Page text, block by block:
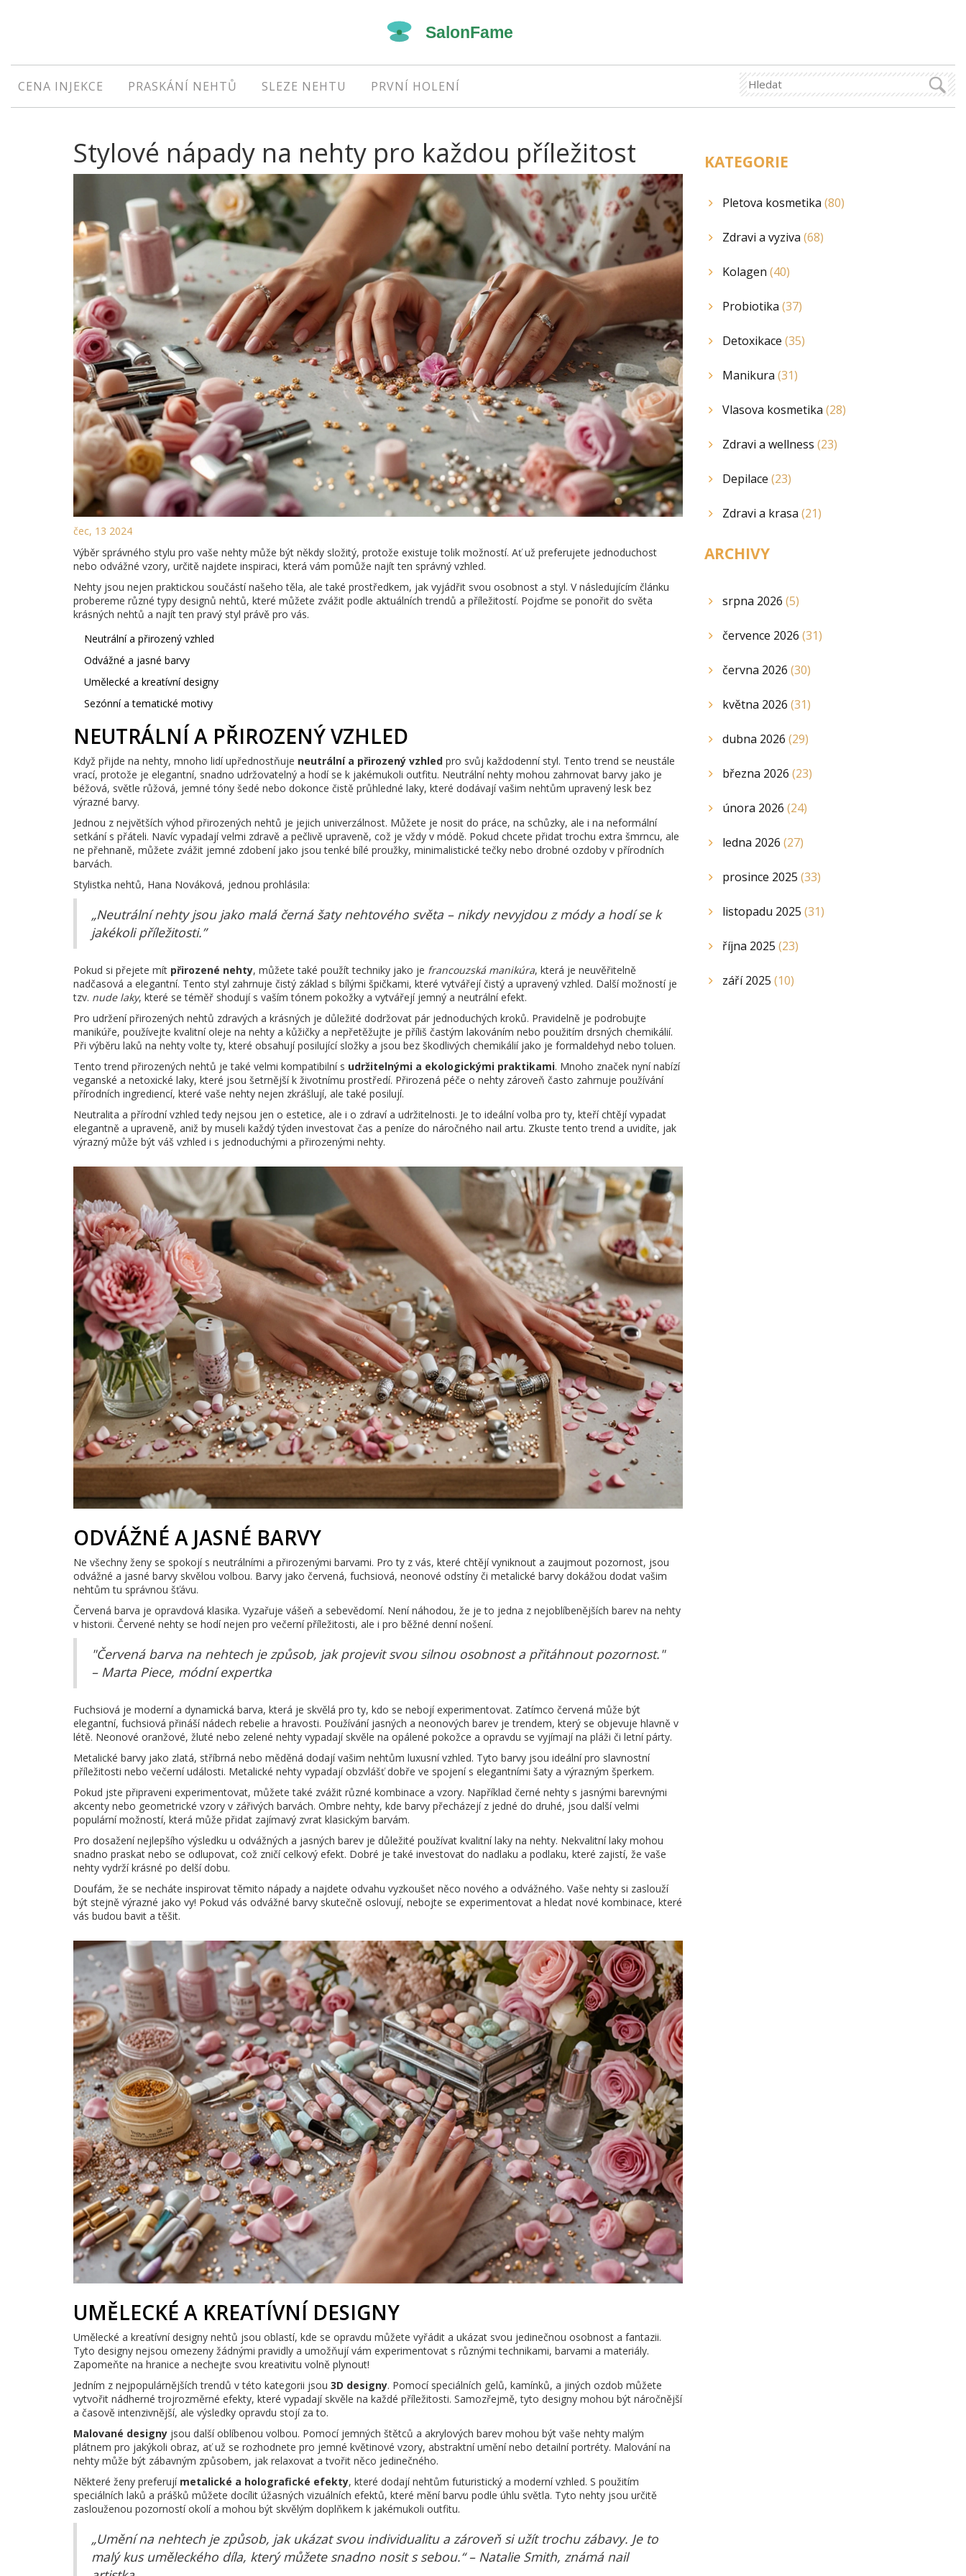
CENA INJEKCE PRASKÁNÍ NEHTŮ SLEZE NEHTU PRVNÍ HOLENÍ
Stylové nápady na nehty pro každou příležitost
čec, 13 2024
Výběr správného stylu pro vaše nehty může být někdy složitý, protože existuje tolik možností. Ať už preferujete jednoduchost
nebo odvážné vzory, určitě najdete inspiraci, která vám pomůže najít ten správný vzhled.
Nehty jsou nejen praktickou součástí našeho těla, ale také prostředkem, jak vyjádřit svou osobnost a styl. V následujícím článku
probereme různé typy designů nehtů, které můžete zvážit podle aktuálních trendů a příležitostí. Pojďme se ponořit do světa
krásných nehtů a najít ten pravý styl právě pro vás.
Neutrální a přirozený vzhled
Odvážné a jasné barvy
Umělecké a kreatívní designy
Sezónní a tematické motivy
NEUTRÁLNÍ A PŘIROZENÝ VZHLED
Když přijde na nehty, mnoho lidí upřednostňuje neutrální a přirozený vzhled pro svůj každodenní styl. Tento trend se neustále
vrací, protože je elegantní, snadno udržovatelný a hodí se k jakémukoli outfitu. Neutrální nehty mohou zahrnovat barvy jako je
béžová, světle růžová, jemné tóny šedé nebo dokonce čistě průhledné laky, které dodávají vašim nehtům upravený lesk bez
výrazné barvy.
Jednou z největších výhod přirozených nehtů je jejich univerzálnost. Můžete je nosit do práce, na schůzky, ale i na neformální
setkání s přáteli. Navíc vypadají velmi zdravě a pečlivě upraveně, což je vždy v módě. Pokud chcete přidat trochu extra šmrncu, ale
ne přehnaně, můžete zvážit jemné zdobení jako jsou tenké bílé proužky, minimalistické tečky nebo drobné ozdoby v přírodních
barvách.
Stylistka nehtů, Hana Nováková, jednou prohlásila:
„Neutrální nehty jsou jako malá černá šaty nehtového světa – nikdy nevyjdou z módy a hodí se k
jakékoli příležitosti.”
Pokud si přejete mít přirozené nehty, můžete také použít techniky jako je francouzská manikúra, která je neuvěřitelně
nadčasová a elegantní. Tento styl zahrnuje čistý základ s bílými špičkami, které vytvářejí čistý a upravený vzhled. Další možností je
tzv. nude laky, které se téměř shodují s vaším tónem pokožky a vytvářejí jemný a neutrální efekt.
Pro udržení přirozených nehtů zdravých a krásných je důležité dodržovat pár jednoduchých kroků. Pravidelně je podrobujte
manikúře, používejte kvalitní oleje na nehty a kůžičky a nepřetěžujte je příliš častým lakováním nebo použitím drsných chemikálií.
Při výběru laků na nehty volte ty, které obsahují posilující složky a jsou bez škodlivých chemikálií jako je formaldehyd nebo toluen.
Tento trend přirozených nehtů je také velmi kompatibilní s udržitelnými a ekologickými praktikami. Mnoho značek nyní nabízí
veganské a netoxické laky, které jsou šetrnější k životnímu prostředí. Přirozená péče o nehty zároveň často zahrnuje používání
přírodních ingrediencí, které vaše nehty nejen zkrášlují, ale také posilují.
Neutralita a přírodní vzhled tedy nejsou jen o estetice, ale i o zdraví a udržitelnosti. Je to ideální volba pro ty, kteří chtějí vypadat
elegantně a upraveně, aniž by museli každý týden investovat čas a peníze do náročného nail artu. Zkuste tento trend a uvidíte, jak
výrazný může být váš vzhled i s jednoduchými a přirozenými nehty.
ODVÁŽNÉ A JASNÉ BARVY
Ne všechny ženy se spokojí s neutrálními a přirozenými barvami. Pro ty z vás, které chtějí vyniknout a zaujmout pozornost, jsou
odvážné a jasné barvy skvělou volbou. Barvy jako červená, fuchsiová, neonové odstíny či metalické barvy dokážou dodat vašim
nehtům tu správnou šťávu.
Červená barva je opravdová klasika. Vyzařuje vášeň a sebevědomí. Není náhodou, že je to jedna z nejoblíbenějších barev na nehty
v historii. Červené nehty se hodí nejen pro večerní příležitosti, ale i pro běžné denní nošení.
"Červená barva na nehtech je způsob, jak projevit svou silnou osobnost a přitáhnout pozornost."
– Marta Piece, módní expertka
Fuchsiová je moderní a dynamická barva, která je skvělá pro ty, kdo se nebojí experimentovat. Zatímco červená může být
elegantní, fuchsiová přináší nádech rebelie a hravosti. Používání jasných a neonových barev je trendem, který se objevuje hlavně v
létě. Neonové oranžové, žluté nebo zelené nehty vypadají skvěle na opálené pokožce a opravdu se vyjímají na pláži či letní párty.
Metalické barvy jako zlatá, stříbrná nebo měděná dodají vašim nehtům luxusní vzhled. Tyto barvy jsou ideální pro slavnostní
příležitosti nebo večerní události. Metalické nehty vypadají obzvlášť dobře ve spojení s elegantními šaty a výrazným šperkem.
Pokud jste připraveni experimentovat, můžete také zvážit různé kombinace a vzory. Například černé nehty s jasnými barevnými
akcenty nebo geometrické vzory v zářivých barvách. Ombre nehty, kde barvy přecházejí z jedné do druhé, jsou další velmi
populární možností, která může přidat zajímavý zvrat klasickým barvám.
Pro dosažení nejlepšího výsledku u odvážných a jasných barev je důležité používat kvalitní laky na nehty. Nekvalitní laky mohou
snadno praskat nebo se odlupovat, což zničí celkový efekt. Dobré je také investovat do nadlaku a podlaku, které zajistí, že vaše
nehty vydrží krásné po delší dobu.
Doufám, že se necháte inspirovat těmito nápady a najdete odvahu vyzkoušet něco nového a odvážného. Vaše nehty si zaslouží
být stejně výrazné jako vy! Pokud vás odvážné barvy skutečně oslovují, nebojte se experimentovat a hledat nové kombinace, které
vás budou bavit a těšit.
UMĚLECKÉ A KREATÍVNÍ DESIGNY
Umělecké a kreatívní designy nehtů jsou oblastí, kde se opravdu můžete vyřádit a ukázat svou jedinečnou osobnost a fantazii.
Tyto designy nejsou omezeny žádnými pravidly a umožňují vám experimentovat s různými technikami, barvami a materiály.
Zapomeňte na hranice a nechejte svou kreativitu volně plynout!
Jedním z nejpopulárnějších trendů v této kategorii jsou 3D designy. Pomocí speciálních gelů, kamínků, a jiných ozdob můžete
vytvořit nádherné trojrozměrné efekty, které vypadají skvěle na každé příležitosti. Samozřejmě, tyto designy mohou být náročnější
a časově intenzivnější, ale výsledky opravdu stojí za to.
Malované designy jsou další oblíbenou volbou. Pomocí jemných štětců a akrylových barev mohou být vaše nehty malým
plátnem pro jakýkoli obraz, ať už se rozhodnete pro jemné květinové vzory, abstraktní umění nebo detailní portréty. Malování na
nehty může být zábavným způsobem, jak relaxovat a tvořit něco jedinečného.
Některé ženy preferují metalické a holografické efekty, které dodají nehtům futuristický a moderní vzhled. S použitím
speciálních laků a prášků můžete docílit úžasných vizuálních efektů, které mění barvu podle úhlu světla. Tyto nehty jsou určitě
zaslouženou pozorností okolí a mohou být skvělým doplňkem k jakémukoli outfitu.
„Umění na nehtech je způsob, jak ukázat svou individualitu a zároveň si užít trochu zábavy. Je to
malý kus uměleckého díla, který můžete snadno nosit s sebou.“ – Natalie Smith, známá nail
KATEGORIE
Pletova kosmetika (80)
Zdravi a vyziva (68)
Kolagen (40)
Probiotika (37)
Detoxikace (35)
Manikura (31)
Vlasova kosmetika (28)
Zdravi a wellness (23)
Depilace (23)
Zdravi a krasa (21)
ARCHIVY
srpna 2026 (5)
července 2026 (31)
června 2026 (30)
května 2026 (31)
dubna 2026 (29)
března 2026 (23)
února 2026 (24)
ledna 2026 (27)
prosince 2025 (33)
listopadu 2025 (31)
října 2025 (23)
září 2025 (10)